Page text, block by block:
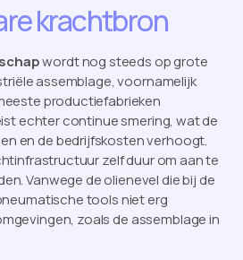
krachtbron
wordt nog steeds op grote
assemblage, voornamelijk
productiefabrieken
echter continue smering, wat de
en de bedrijfskosten verhoogt.
zelf duur om aan te
Vanwege de olienevel die bij de
tools niet erg
zoals de assemblage in